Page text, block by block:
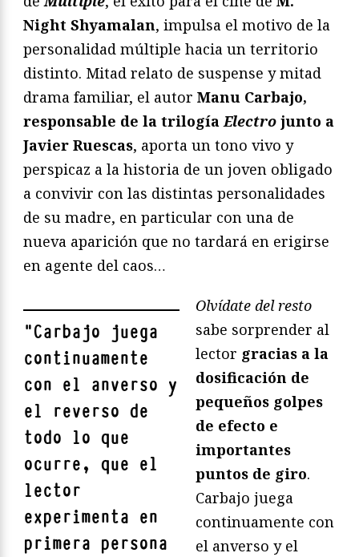
Night Shyamalan, impulsa el motivo de la
personalidad múltiple hacia un territorio
distinto. Mitad relato de suspense y mitad
drama familiar, el autor Manu Carbajo,
responsable de la trilogíaElectro junto a
Javier Ruescas, aporta un tono vivo y
perspicaz a la historia de un joven obligado
a convivir con las distintas personalidades
de su madre, en particular con una de
nueva aparición que no tardará en erigirse
en agente del caos…
"Carbajo juega
continuamente
con el anverso y
el reverso de
todo lo que
ocurre, que el
lector
experimenta en
primera persona
Olvídate del resto
sabe sorprender al
lector gracias a la
dosificación de
pequeños golpes
de efecto e
importantes
puntos de giro.
Carbajo juega
continuamente con
el anverso y el